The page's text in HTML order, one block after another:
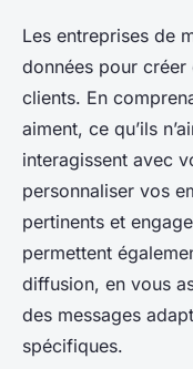
Les entreprises de
données pour créer
clients. En
aiment, ce qu’ils
interagissent avec
personnaliser vos
pertinents et
permettent
diffusion, en vous
des messages
spécifiques.